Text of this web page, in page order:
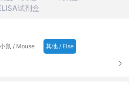
试剂盒
小鼠 / Mouse 其他 / Else